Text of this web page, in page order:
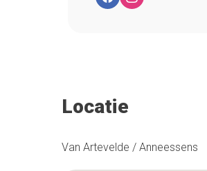
Locatie
Van Artevelde / Anneessens